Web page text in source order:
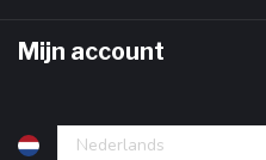
Mijn account